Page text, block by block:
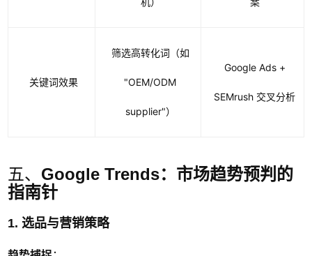
关键词效果
筛选高转化词（如
"OEM/ODM
supplier"）
Google Ads +
SEMrush 交叉分析
五、 Google Trends：市场趋势预判的
指南针
1. 选品与营销策略